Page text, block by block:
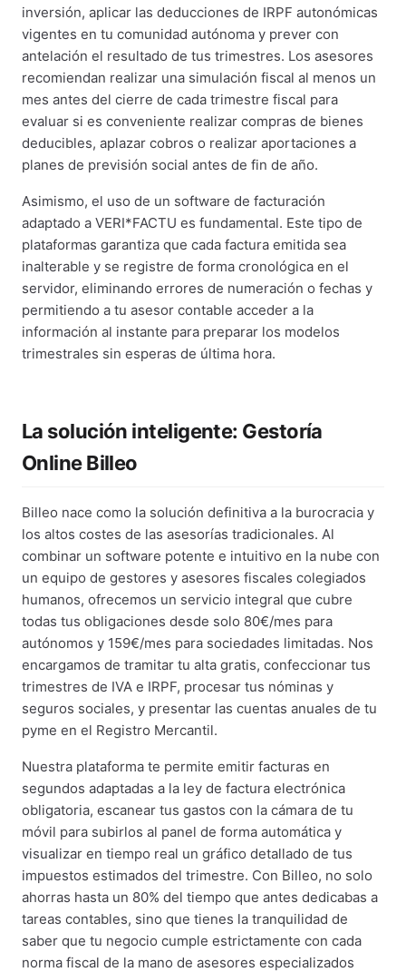
inversión, aplicar las deducciones de IRPF autonómicas
vigentes en tu comunidad autónoma y prever con
antelación el resultado de tus trimestres. Los asesores
recomiendan realizar una simulación fiscal al menos un
mes antes del cierre de cada trimestre fiscal para
evaluar si es conveniente realizar compras de bienes
deducibles, aplazar cobros o realizar aportaciones a
planes de previsión social antes de fin de año.
Asimismo, el uso de un software de facturación
adaptado a VERI*FACTU es fundamental. Este tipo de
plataformas garantiza que cada factura emitida sea
inalterable y se registre de forma cronológica en el
servidor, eliminando errores de numeración o fechas y
permitiendo a tu asesor contable acceder a la
información al instante para preparar los modelos
trimestrales sin esperas de última hora.
La solución inteligente: Gestoría
Online Billeo
Billeo nace como la solución definitiva a la burocracia y
los altos costes de las asesorías tradicionales. Al
combinar un software potente e intuitivo en la nube con
un equipo de gestores y asesores fiscales colegiados
humanos, ofrecemos un servicio integral que cubre
todas tus obligaciones desde solo 80€/mes para
autónomos y 159€/mes para sociedades limitadas. Nos
encargamos de tramitar tu alta gratis, confeccionar tus
trimestres de IVA e IRPF, procesar tus nóminas y
seguros sociales, y presentar las cuentas anuales de tu
pyme en el Registro Mercantil.
Nuestra plataforma te permite emitir facturas en
segundos adaptadas a la ley de factura electrónica
obligatoria, escanear tus gastos con la cámara de tu
móvil para subirlos al panel de forma automática y
visualizar en tiempo real un gráfico detallado de tus
impuestos estimados del trimestre. Con Billeo, no solo
ahorras hasta un 80% del tiempo que antes dedicabas a
tareas contables, sino que tienes la tranquilidad de
saber que tu negocio cumple estrictamente con cada
norma fiscal de la mano de asesores especializados